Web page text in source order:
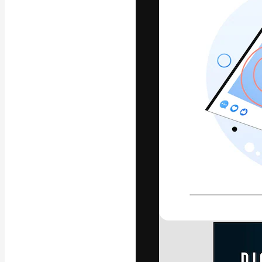
La
migliori lavori.
creativi,
Italiano
Copyright ©